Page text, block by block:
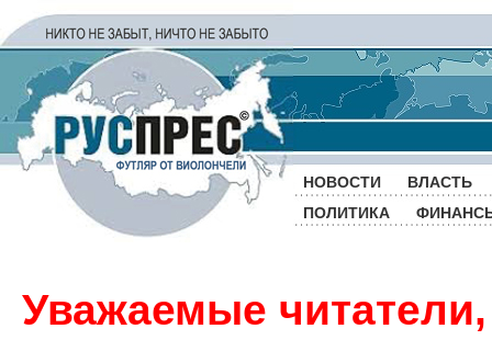
НОВОСТИ
ВЛАСТЬ
ПОЛИТИКА
Уважаемые